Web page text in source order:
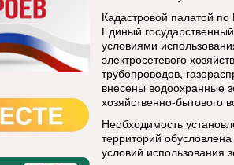
Кадастровой палатой
Единый
условиями
электросетевого
трубопроводов,
внесены водоохранные
хозяйственно-
Необходимость
территорий
условий использования